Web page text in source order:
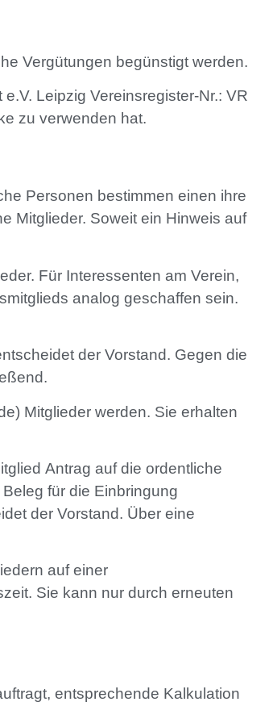
Vergütungen begünstigt werden.
Leipzig Vereinsregister-Nr.: VR
zu verwenden hat.
Personen bestimmen einen ihre
Mitglieder. Soweit ein Hinweis auf
Für Interessenten am Verein,
analog geschaffen sein.
der Vorstand. Gegen die
Mitglieder werden. Sie erhalten
Antrag auf die ordentliche
für die Einbringung
der Vorstand. Über eine
auf einer
Sie kann nur durch erneuten
entsprechende Kalkulation